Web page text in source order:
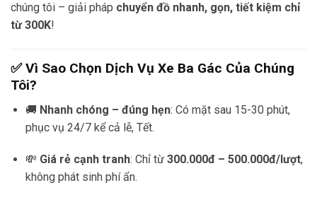
chúng tôi – giải pháp chuyển đồ nhanh, gọn, tiết kiệm chỉ
từ 300K!
✅ Vì Sao Chọn Dịch Vụ Xe Ba Gác Của Chúng
Tôi?
🚚 Nhanh chóng – đúng hẹn: Có mặt sau 15-30 phút,
phục vụ 24/7 kể cả lễ, Tết.
💸 Giá rẻ cạnh tranh: Chỉ từ 300.000đ – 500.000đ/lượt,
không phát sinh phí ẩn.